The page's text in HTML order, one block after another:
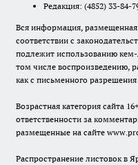
Редакция: (4852) 33-84-
Вся информация, размещенная
соответствии с
подлежит использованию
том числе воспроизведению,
как с письменного
Возрастная категория сайта
ответственности за
размещенные на сайте
Распространение листовок в